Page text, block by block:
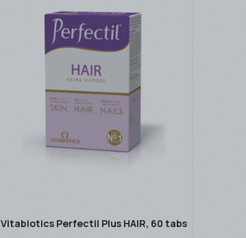
Vitabiotics Perfectil Plus HAIR, 60 tabs